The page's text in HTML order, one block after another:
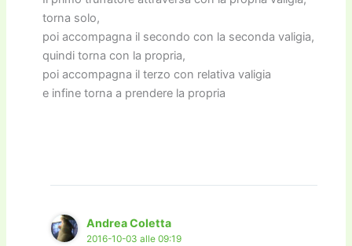
torna solo,
poi accompagna il secondo con la seconda valigia,
quindi torna con la propria,
poi accompagna il terzo con relativa valigia
e infine torna a prendere la propria
Andrea Coletta
2016-10-03 alle 09:19